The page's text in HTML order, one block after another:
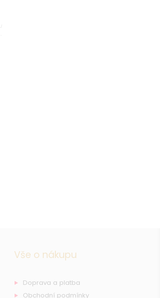
Vše o nákupu
Doprava a platba
Obchodní podmínky